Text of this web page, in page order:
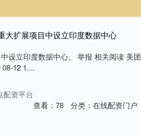
大扩展项目中设立印度数据中心
设立印度数据中心。 举报 相关阅读 美团
08-12 1....
配资平台
查看： 78 分类： 在线配资门户